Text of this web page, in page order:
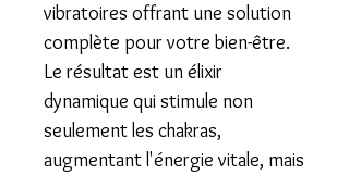
vibratoires offrant une solution
complète pour votre bien-être.
​Le résultat est un élixir
dynamique qui stimule non
seulement les chakras,
augmentant l'énergie vitale, mais